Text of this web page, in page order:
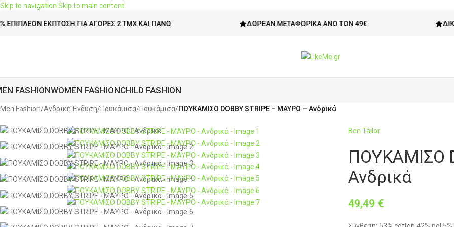
Skip to navigation Skip to main content
ΈΚΠΤΩΣΗ ΓΙΑ ΑΓΟΡΈΣ 2 ΤΜΧ ΚΑΙ ΠΆΝΩ ΔΩΡΕΆΝ ΜΕΤΑΦΟΡΙΚΆ ΆΝΩ ΤΩΝ 49€ ΔΙΚΑΊΩΜΑ
FASHIONWOMEN FASHIONCHILD FASHION
Men Fashion/Ανδρική Ένδυση/Πουκάμισα/Πουκάμισα/ΠΟΥΚΑΜΙΣΟ DOBBY STRIPE – ΜΑΥΡΟ – Ανδρικά
Ben Tailor
ΠΟΥΚΑΜΙΣΟ
Ανδρικά
49,49 €